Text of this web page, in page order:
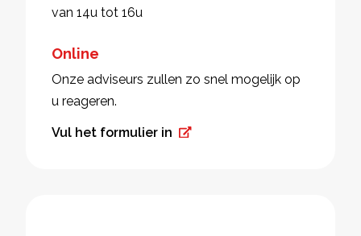
van 14u tot 16u
Online
Onze adviseurs zullen zo snel mogelijk op
u reageren.
Vul het formulier in